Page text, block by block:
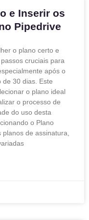
e Inserir os
Pipedrive
o plano certo e
cruciais para
após o
30 dias. Este
o plano ideal
o processo de
do uso desta
o Plano
de assinatura,